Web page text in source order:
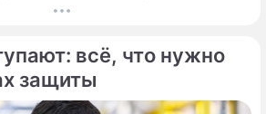
из 110. При валовом
результатам
в 2025 году компания
подтвердила свои
всё, что нужно
защиты